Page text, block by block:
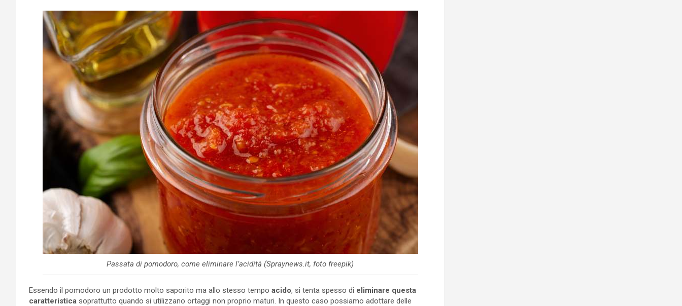
Passata di pomodoro, come eliminare l’acidità (Spraynews.it, foto freepik)
Essendo il pomodoro un prodotto molto saporito ma allo stesso tempo acido, si tenta spesso di eliminare questa
caratteristica soprattutto quando si utilizzano ortaggi non proprio maturi. In questo caso possiamo adottare delle